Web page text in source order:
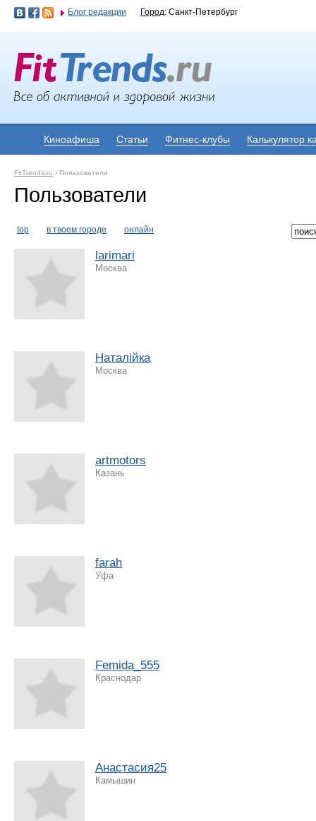
Блог редакции Город: Санкт-Петербург
Киноафиша Статьи Фитнес-клубы Калькулятор
FitTrends.ru › Пользователи
Пользователи
top в твоем городе онлайн
larimari
Москва
Наталійка
Москва
artmotors
Казань
farah
Уфа
Femida_555
Краснодар
Анастасия25
Камышин